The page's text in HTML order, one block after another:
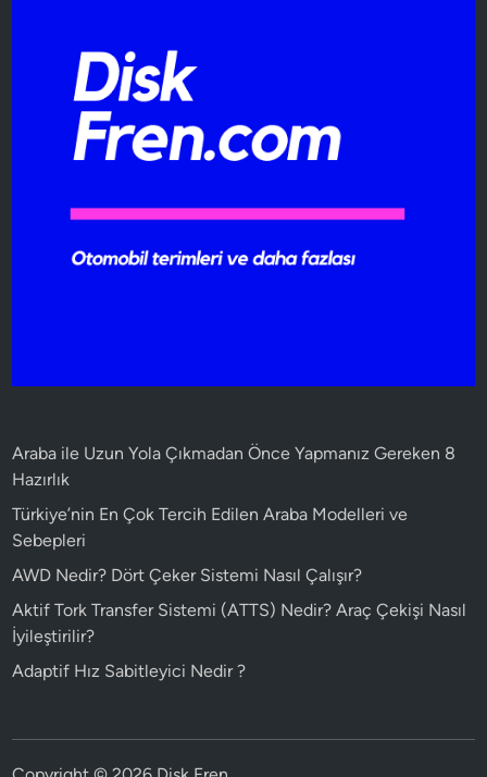
Araba ile Uzun Yola Çıkmadan Önce Yapmanız Gereken 8
Hazırlık
Türkiye’nin En Çok Tercih Edilen Araba Modelleri ve
Sebepleri
AWD Nedir? Dört Çeker Sistemi Nasıl Çalışır?
Aktif Tork Transfer Sistemi (ATTS) Nedir? Araç Çekişi Nasıl
İyileştirilir?
Adaptif Hız Sabitleyici Nedir ?